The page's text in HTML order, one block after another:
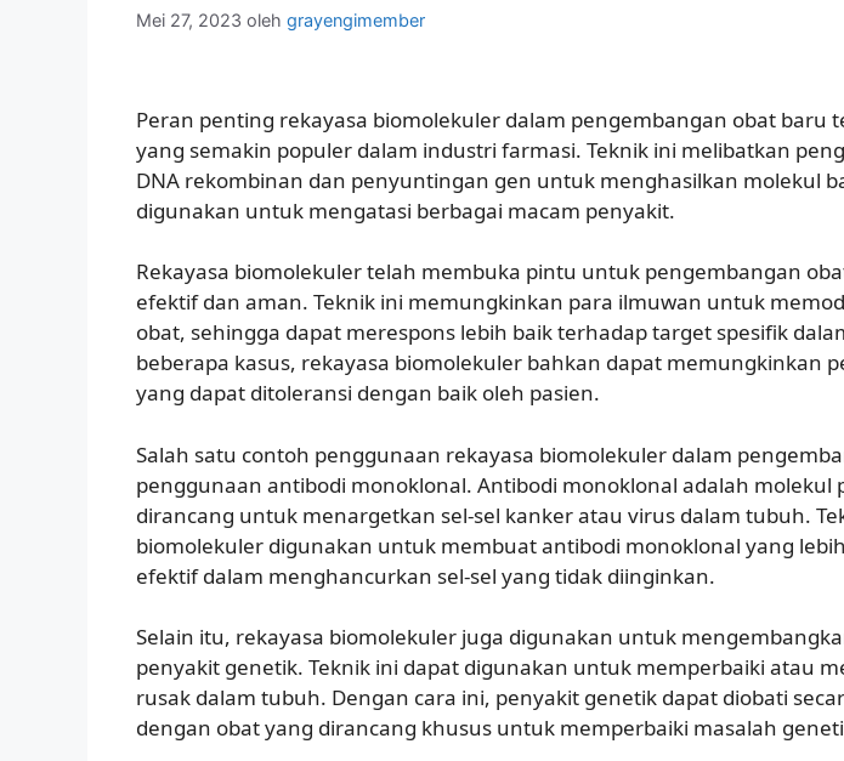
Mei 27, 2023 oleh grayengimember
Peran penting rekayasa biomolekuler dalam pengembangan obat baru
yang semakin populer dalam industri farmasi. Teknik ini melibatkan
DNA rekombinan dan penyuntingan gen untuk menghasilkan molekul
digunakan untuk mengatasi berbagai macam penyakit.
Rekayasa biomolekuler telah membuka pintu untuk pengembangan
efektif dan aman. Teknik ini memungkinkan para ilmuwan untuk
obat, sehingga dapat merespons lebih baik terhadap target spesifik
beberapa kasus, rekayasa biomolekuler bahkan dapat memungkinkan
yang dapat ditoleransi dengan baik oleh pasien.
Salah satu contoh penggunaan rekayasa biomolekuler dalam
penggunaan antibodi monoklonal. Antibodi monoklonal adalah molekul
dirancang untuk menargetkan sel-sel kanker atau virus dalam tubuh.
biomolekuler digunakan untuk membuat antibodi monoklonal yang
efektif dalam menghancurkan sel-sel yang tidak diinginkan.
Selain itu, rekayasa biomolekuler juga digunakan untuk
penyakit genetik. Teknik ini dapat digunakan untuk memperbaiki atau
rusak dalam tubuh. Dengan cara ini, penyakit genetik dapat diobati
dengan obat yang dirancang khusus untuk memperbaiki masalah